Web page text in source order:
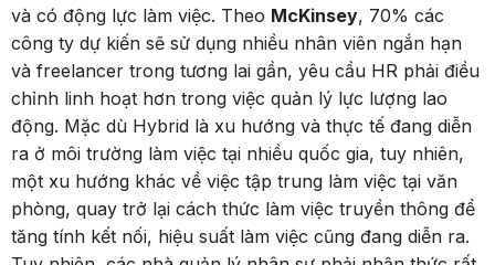
và có động lực làm việc. Theo McKinsey, 70% các
công ty dự kiến sẽ sử dụng nhiều nhân viên ngắn hạn
và freelancer trong tương lai gần, yêu cầu HR phải điều
chỉnh linh hoạt hơn trong việc quản lý lực lượng lao
động. Mặc dù Hybrid là xu hướng và thực tế đang diễn
ra ở môi trường làm việc tại nhiều quốc gia, tuy nhiên,
một xu hướng khác về việc tập trung làm việc tại văn
phòng, quay trở lại cách thức làm việc truyền thông để
tăng tính kết nối, hiệu suất làm việc cũng đang diễn ra.